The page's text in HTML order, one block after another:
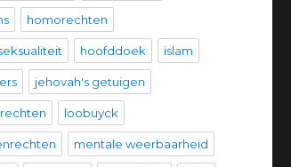
homorechten
hoofddoek islam
jehovah's getuigen
loobuyck
mentale weerbaarheid